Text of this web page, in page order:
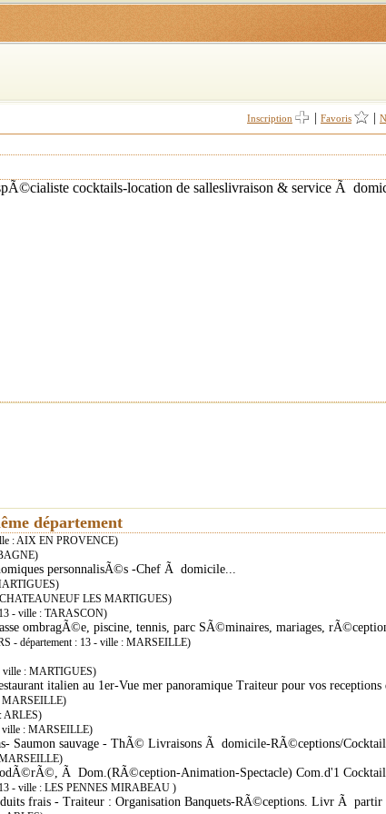
Inscription Favoris
cocktails-location de salleslivraison & service Ã
département
: AIX EN PROVENCE)
personnalisÃ©s -Chef Ã domicile...
LES MARTIGUES)
- ville : TARASCON)
ombragÃ©e, piscine, tennis, parc SÃ©minaires, mariages,
- département : 13 - ville : MARSEILLE)
ville : MARTIGUES)
italien au 1er-Vue mer panoramique Traiteur pour vos
MARSEILLE)
ARLES)
ville : MARSEILLE)
Saumon sauvage - ThÃ© Livraisons Ã domicile-RÃ©ceptions/
Ã Dom.(RÃ©ception-Animation-Spectacle) Com.d'1
- ville : LES PENNES MIRABEAU )
frais - Traiteur : Organisation Banquets-RÃ©ceptions. Livr Ã partir